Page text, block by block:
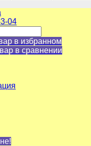
04
в избранном
в сравнении